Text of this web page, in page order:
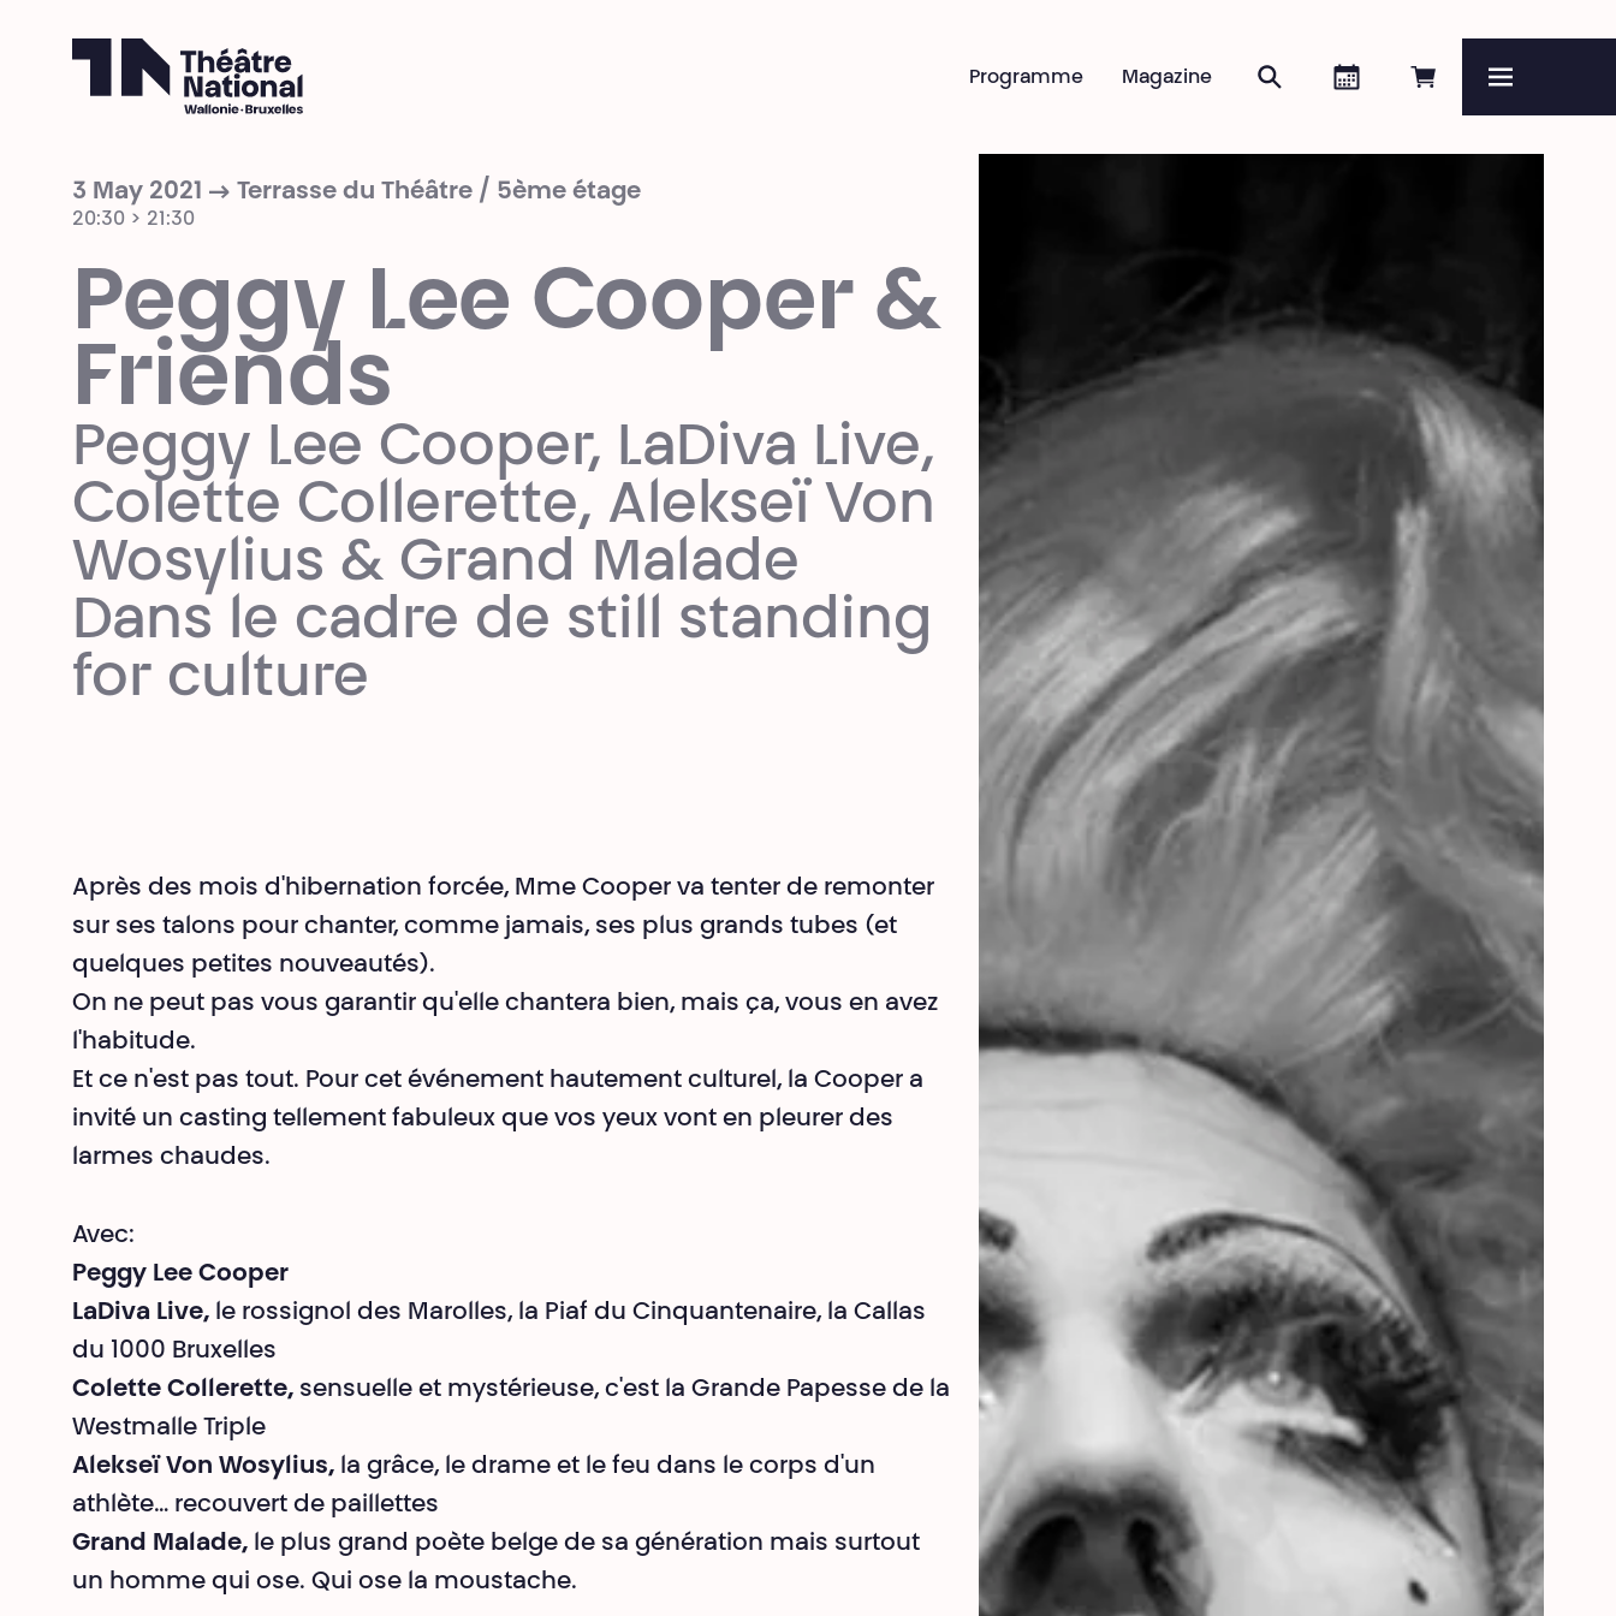
Book online
Agenda
Search
Magazine
Programme
3 May 2021 → Terrasse du Théâtre / 5ème étage
20:30 > 21:30
Peggy Lee Cooper &
Friends
Peggy Lee Cooper, LaDiva Live,
Colette Collerette, Alekseï Von
Wosylius & Grand Malade
Dans le cadre de still standing
for culture
Après des mois d'hibernation forcée, Mme Cooper va tenter de remonter
sur ses talons pour chanter, comme jamais, ses plus grands tubes (et
quelques petites nouveautés).
On ne peut pas vous garantir qu'elle chantera bien, mais ça, vous en avez
l'habitude.
Et ce n'est pas tout. Pour cet événement hautement culturel, la Cooper a
invité un casting tellement fabuleux que vos yeux vont en pleurer des
larmes chaudes.
Avec:
Peggy Lee Cooper
LaDiva Live, le rossignol des Marolles, la Piaf du Cinquantenaire, la Callas
du 1000 Bruxelles
Colette Collerette, sensuelle et mystérieuse, c'est la Grande Papesse de la
Westmalle Triple
Alekseï Von Wosylius, la grâce, le drame et le feu dans le corps d'un
athlète... recouvert de paillettes
Grand Malade, le plus grand poète belge de sa génération mais surtout
un homme qui ose. Qui ose la moustache.